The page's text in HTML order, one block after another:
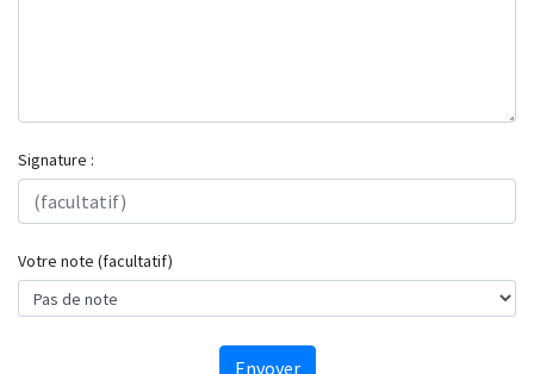
Signature :
Votre note (facultatif)
Envoyer